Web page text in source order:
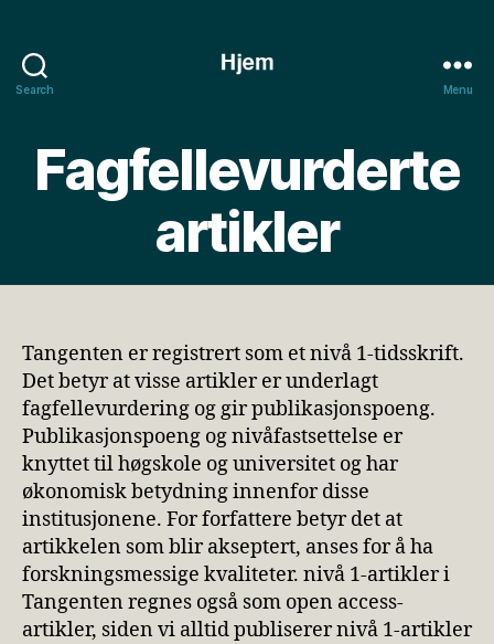
Search Menu
Fagfellevurderte
artikler
Tangenten er registrert som et nivå 1-tidsskrift.
Det betyr at visse artikler er underlagt
fagfellevurdering og gir publikasjonspoeng.
Publikasjonspoeng og nivåfastsettelse er
knyttet til høgskole og universitet og har
økonomisk betydning innenfor disse
institusjonene. For forfattere betyr det at
artikkelen som blir akseptert, anses for å ha
forskningsmessige kvaliteter. nivå 1-artikler i
Tangenten regnes også som open access-
artikler, siden vi alltid publiserer nivå 1-artikler